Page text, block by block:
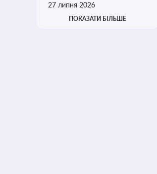
27 липня 2026
ПОКАЗАТИ БІЛЬШЕ